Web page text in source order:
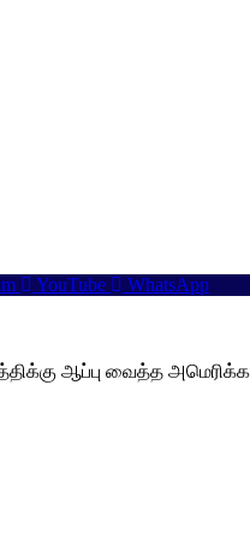
YouTube WhatsApp
ஆப்பு வைத்த